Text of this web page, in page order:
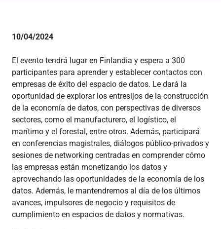
10/04/2024
El evento tendrá lugar en Finlandia y espera a 300
participantes para aprender y establecer contactos con
empresas de éxito del espacio de datos. Le dará la
oportunidad de explorar los entresijos de la construcción
de la economía de datos, con perspectivas de diversos
sectores, como el manufacturero, el logístico, el
marítimo y el forestal, entre otros. Además, participará
en conferencias magistrales, diálogos público-privados y
sesiones de networking centradas en comprender cómo
las empresas están monetizando los datos y
aprovechando las oportunidades de la economía de los
datos. Además, le mantendremos al día de los últimos
avances, impulsores de negocio y requisitos de
cumplimiento en espacios de datos y normativas.